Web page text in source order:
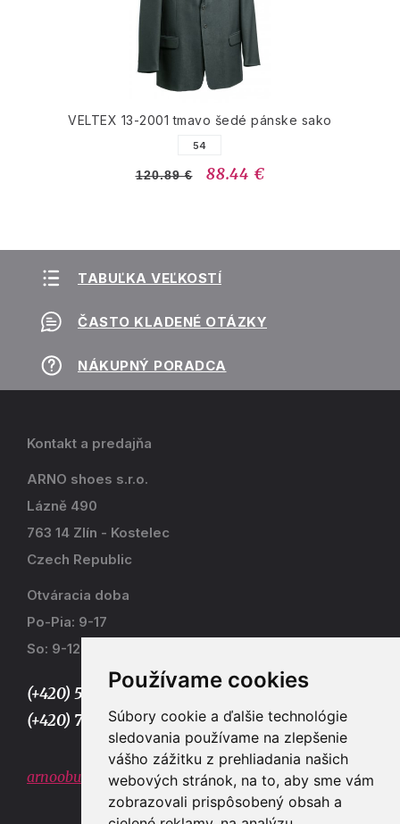
Používame cookies
Súbory cookie a ďalšie technológie
sledovania používame na zlepšenie
vášho zážitku z prehliadania našich
webových stránok, na to, aby sme vám
zobrazovali prispôsobený obsah a
VELTEX 13-2001 tmavo šedé pánske sako
54
120.89 € 88.44 €
TABUĽKA VEĽKOSTÍ
ČASTO KLADENÉ OTÁZKY
NÁKUPNÝ PORADCA
Kontakt a predajňa
ARNO shoes s.r.o.
Lázně 490
763 14 Zlín - Kostelec
Czech Republic
Otváracia doba
Po-Pia: 9-17
So: 9-12
(+420) 577 915 036,
(+420) 773 667 390
arnoobuv@gmail.com